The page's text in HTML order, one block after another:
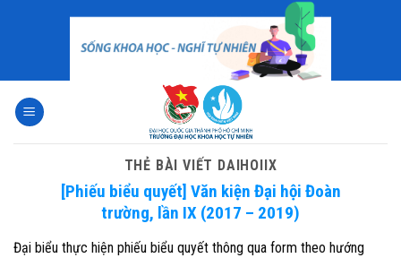
THẺ BÀI VIẾT DAIHOIIX
[Phiếu biểu quyết] Văn kiện Đại hội Đoàn
trường, lần IX (2017 – 2019)
Đại biểu thực hiện phiếu biểu quyết thông qua form theo hướng